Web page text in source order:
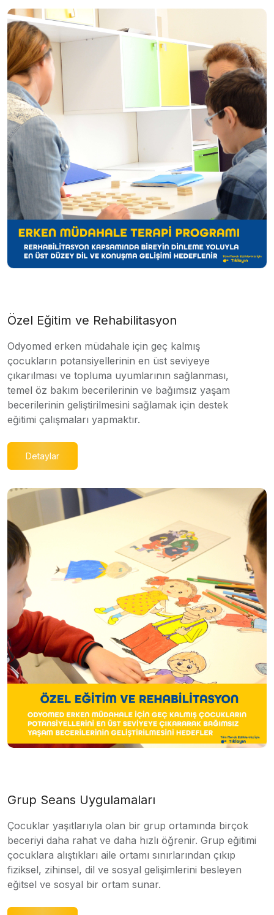
Özel Eğitim ve Rehabilitasyon
Odyomed erken müdahale için geç kalmış
çocukların potansiyellerinin en üst seviyeye
çıkarılması ve topluma uyumlarının sağlanması,
temel öz bakım becerilerinin ve bağımsız yaşam
becerilerinin geliştirilmesini sağlamak için destek
eğitimi çalışmaları yapmaktır.
Detaylar
Grup Seans Uygulamaları
Çocuklar yaşıtlarıyla olan bir grup ortamında birçok
beceriyi daha rahat ve daha hızlı öğrenir. Grup eğitimi
çocuklara alıştıkları aile ortamı sınırlarından çıkıp
fiziksel, zihinsel, dil ve sosyal gelişimlerini besleyen
eğitsel ve sosyal bir ortam sunar.